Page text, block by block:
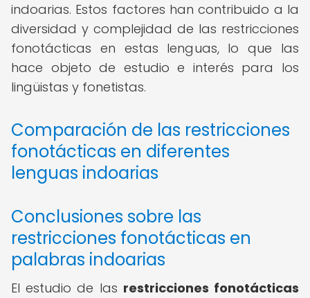
indoarias. Estos factores han contribuido a la
diversidad y complejidad de las restricciones
fonotácticas en estas lenguas, lo que las
hace objeto de estudio e interés para los
lingüistas y fonetistas.
Comparación de las restricciones
fonotácticas en diferentes
lenguas indoarias
Conclusiones sobre las
restricciones fonotácticas en
palabras indoarias
El estudio de las restricciones fonotácticas